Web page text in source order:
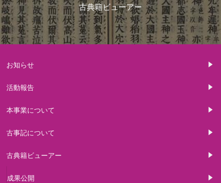
古典籍ビューアー
お知らせ
活動報告
本事業について
古事記について
古典籍ビューアー
成果公開